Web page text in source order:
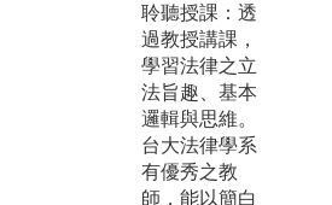
聆聽授課：透
過教授講課，
學習法律之立
法旨趣、基本
邏輯與思維。
台大法律學系
有優秀之教
師，能以簡白